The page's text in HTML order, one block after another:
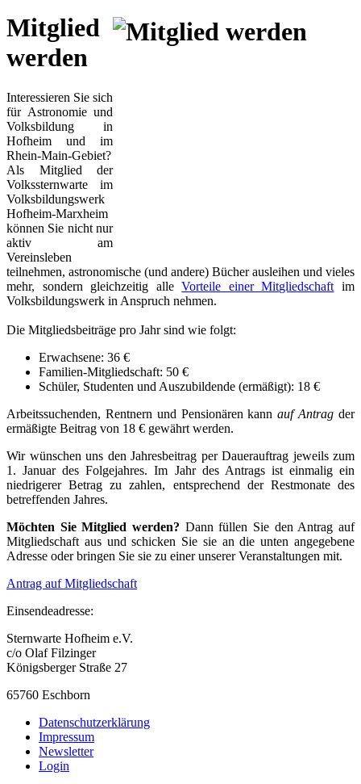
Mitglied
werden
Interessieren Sie sich
für Astronomie und
Volksbildung in
Hofheim und im
Rhein-Main-Gebiet?
Als Mitglied der
Volkssternwarte im
Volksbildungswerk
Hofheim-Marxheim
können Sie nicht nur
aktiv am
Vereinsleben
teilnehmen, astronomische (und andere) Bücher ausleihen und vieles
mehr, sondern gleichzeitig alleVorteile einer Mitgliedschaft im
Volksbildungswerk in Anspruch nehmen.
Die Mitgliedsbeiträge pro Jahr sind wie folgt:
Erwachsene: 36 €
Familien-Mitgliedschaft: 50 €
Schüler, Studenten und Auszubildende (ermäßigt): 18 €
Arbeitssuchenden, Rentnern und Pensionären kannauf Antrag der
ermäßigte Beitrag von 18 € gewährt werden.
Wir wünschen uns den Jahresbeitrag per Dauerauftrag jeweils zum
1. Januar des Folgejahres. Im Jahr des Antrags ist einmalig ein
niedrigerer Betrag zu zahlen, entsprechend der Restmonate des
betreffenden Jahres.
Möchten Sie Mitglied werden? Dann füllen Sie den Antrag auf
Mitgliedschaft aus und schicken Sie sie an die unten angegebene
Adresse oder bringen Sie sie zu einer unserer Veranstaltungen mit.
Antrag auf Mitgliedschaft
Einsendeadresse:
Sternwarte Hofheim e.V.
c/o Olaf Filzinger
Königsberger Straße 27
65760 Eschborn
Datenschutzerklärung
Impressum
Newsletter
Login